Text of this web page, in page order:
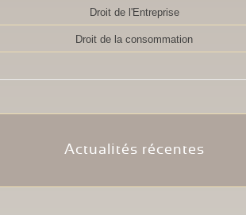
Droit de l'Entreprise
Droit de la consommation
Actualités récentes